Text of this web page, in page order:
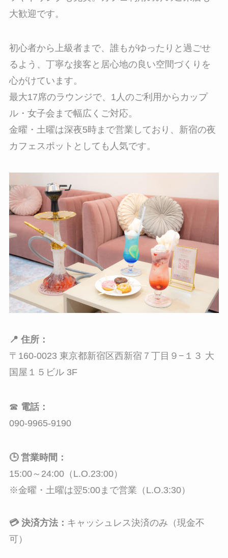
大歓迎です。
初心者から上級者まで、誰もがゆったりと過ごせ
るよう、丁寧な接客と居心地の良い空間づくりを
心がけています。
最大17席のラウンジで、1人のご利用からカップ
ル・女子会まで幅広くご対応。
金曜・土曜は深夜5時まで営業しており、新宿の夜
カフェスポットとしても人気です。
📍 住所：
〒160-0023 東京都新宿区西新宿７丁目９−１３ 大
国屋１５ビル 3F
☎ 電話：
090-9965-9190
🕒 営業時間：
15:00～24:00（L.O.23:00）
※金曜・土曜は翌5:00まで営業（L.O.3:30）
💳 決済方法： キャッシュレス決済のみ（現金不
可）